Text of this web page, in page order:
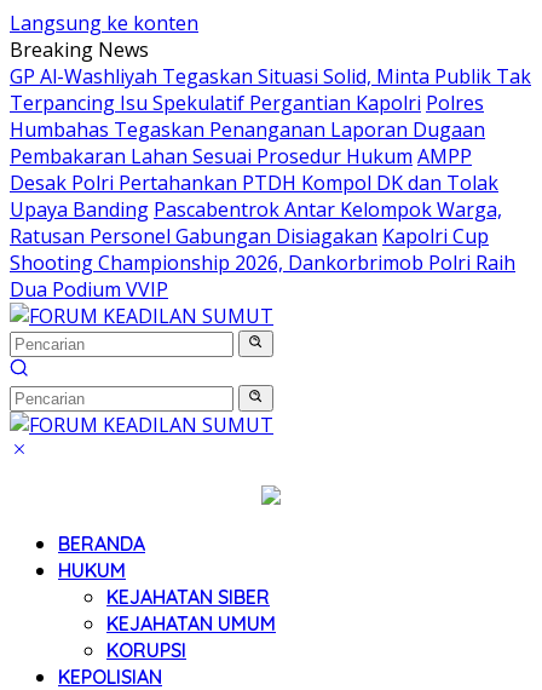
Langsung ke konten
Breaking News
GP Al-Washliyah Tegaskan Situasi Solid, Minta Publik Tak
Terpancing Isu Spekulatif Pergantian Kapolri Polres
Humbahas Tegaskan Penanganan Laporan Dugaan
Pembakaran Lahan Sesuai Prosedur Hukum AMPP
Desak Polri Pertahankan PTDH Kompol DK dan Tolak
Upaya Banding Pascabentrok Antar Kelompok Warga,
Ratusan Personel Gabungan Disiagakan Kapolri Cup
Shooting Championship 2026, Dankorbrimob Polri Raih
Dua Podium VVIP
BERANDA
HUKUM
KEJAHATAN SIBER
KEJAHATAN UMUM
KORUPSI
KEPOLISIAN